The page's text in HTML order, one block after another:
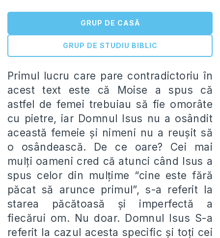
GRUP DE CASĂ
GRUP DE STUDIU BIBLIC
Primul lucru care pare contradictoriu în
acest text este că Moise a spus că
astfel de femei trebuiau să fie omorâte
cu pietre, iar Domnul Isus nu a osândit
această femeie și nimeni nu a reușit să
o osândească. De ce oare? Cei mai
mulți oameni cred că atunci când Isus a
spus celor din mulțime “cine este fără
păcat să arunce primul”, s-a referit la
starea păcătoasă și imperfectă a
fiecărui om. Nu doar. Domnul Isus S-a
referit la cazul acesta specific și toți cei